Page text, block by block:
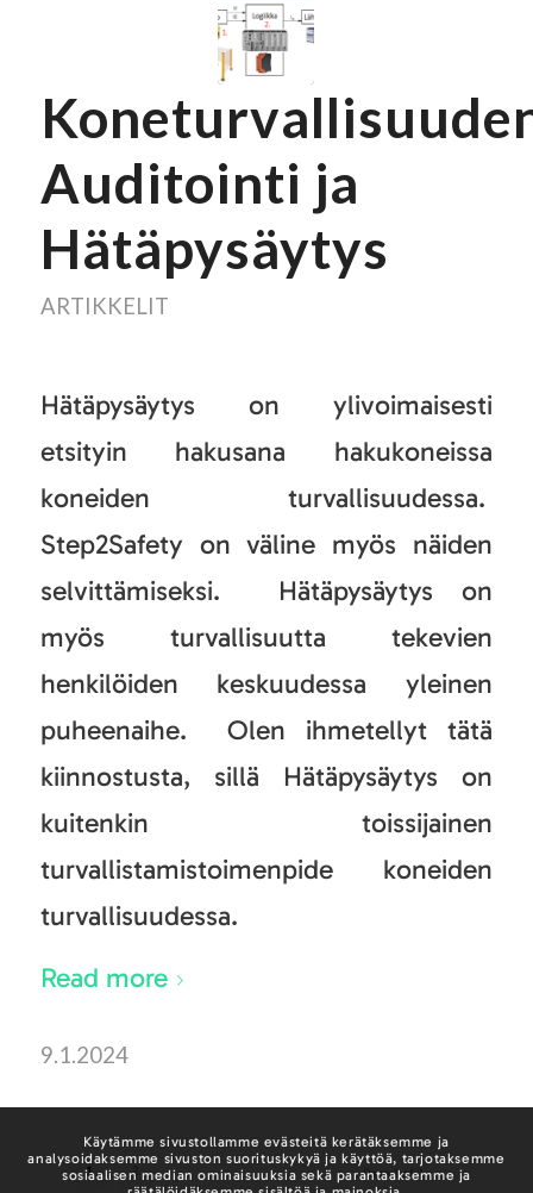
Auditointi ja
Hätäpysäytys
ARTIKKELIT
Hätäpysäytys on ylivoimaisesti
etsityin hakusana hakukoneissa
koneiden turvallisuudessa.
Step2Safety on väline myös näiden
selvittämiseksi. Hätäpysäytys on
myös turvallisuutta tekevien
henkilöiden keskuudessa yleinen
puheenaihe. Olen ihmetellyt tätä
kiinnostusta, sillä Hätäpysäytys on
kuitenkin toissijainen
turvallistamistoimenpide koneiden
turvallisuudessa.
Read more
9.1.2024
Page 1 of 2
1 2
Käytämme sivustollamme evästeitä kerätäksemme ja
analysoidaksemme sivuston suorituskykyä ja käyttöä, tarjotaksemme
sosiaalisen median ominaisuuksia sekä parantaaksemme ja